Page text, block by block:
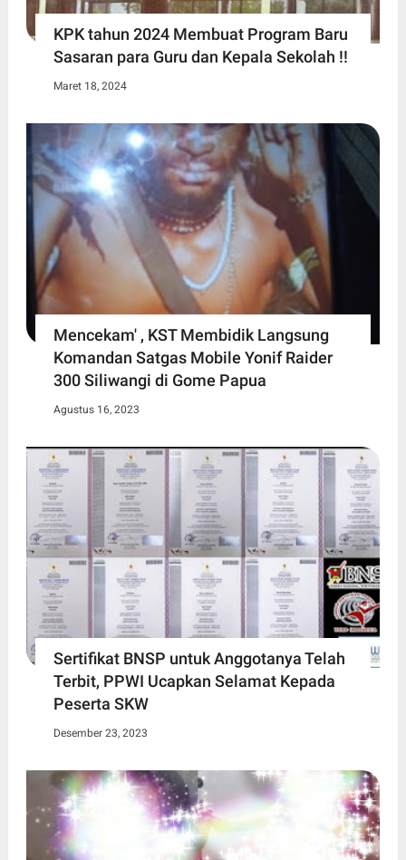
KPK tahun 2024 Membuat Program Baru
Sasaran para Guru dan Kepala Sekolah !!
Maret 18, 2024
Mencekam' , KST Membidik Langsung
Komandan Satgas Mobile Yonif Raider
300 Siliwangi di Gome Papua
Agustus 16, 2023
Sertifikat BNSP untuk Anggotanya Telah
Terbit, PPWI Ucapkan Selamat Kepada
Peserta SKW
Desember 23, 2023